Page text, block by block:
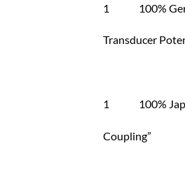
1 100%
Transducer
1 100%
Coupling”